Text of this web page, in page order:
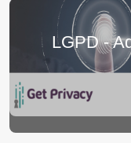
LGPD -